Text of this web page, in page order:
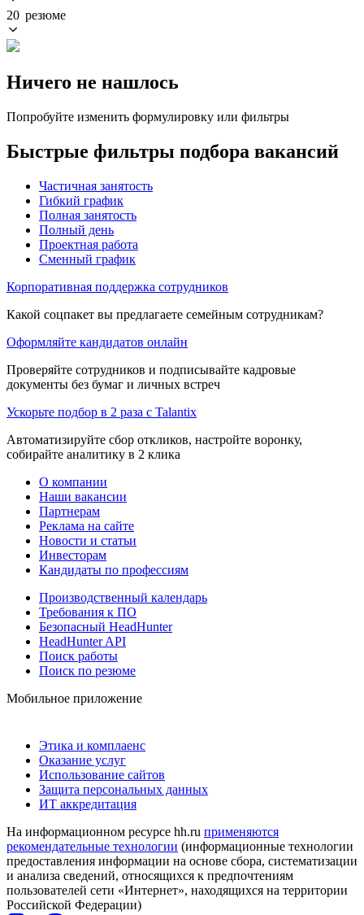
20 резюме
Ничего не нашлось
Попробуйте изменить формулировку или фильтры
Быстрые фильтры подбора вакансий
Частичная занятость
Гибкий график
Полная занятость
Полный день
Проектная работа
Сменный график
Корпоративная поддержка сотрудников
Какой соцпакет вы предлагаете семейным сотрудникам?
Оформляйте кандидатов онлайн
Проверяйте сотрудников и подписывайте кадровые
документы без бумаг и личных встреч
Ускорьте подбор в 2 раза с Talantix
Автоматизируйте сбор откликов, настройте воронку,
собирайте аналитику в 2 клика
О компании
Наши вакансии
Партнерам
Реклама на сайте
Новости и статьи
Инвесторам
Кандидаты по профессиям
Производственный календарь
Требования к ПО
Безопасный HeadHunter
HeadHunter API
Поиск работы
Поиск по резюме
Мобильное приложение
Этика и комплаенс
Оказание услуг
Использование сайтов
Защита персональных данных
ИТ аккредитация
На информационном ресурсе hh.ru применяются
рекомендательные технологии (информационные технологии
предоставления информации на основе сбора, систематизации
и анализа сведений, относящихся к предпочтениям
пользователей сети «Интернет», находящихся на территории
Российской Федерации)